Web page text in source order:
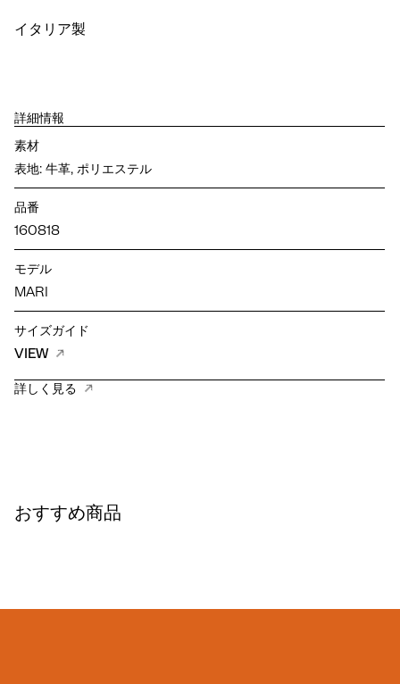
イタリア製
詳細情報
素材
表地: 牛革, ポリエステル
品番
160818
モデル
MARI
サイズガイド
VIEW
詳しく見る
おすすめ商品